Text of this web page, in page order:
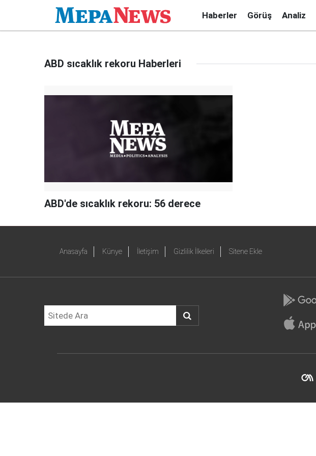
Haberler Görüş Analiz
ABD sıcaklık rekoru Haberleri
ABD'de sıcaklık rekoru: 56 derece
Anasayfa Künye İletişim Gizlilik İlkeleri Sitene Ekle